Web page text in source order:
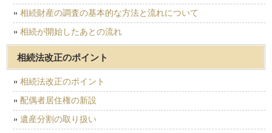
相続財産の調査の基本的な方法と流れについて
相続が開始したあとの流れ
相続法改正のポイント
相続法改正のポイント
配偶者居住権の新設
遺産分割の取り扱い